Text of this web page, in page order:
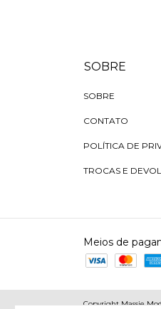
SOBRE
SOBRE
CONTATO
POLÍTICA DE
TROCAS E
Meios de
Copyright Massie